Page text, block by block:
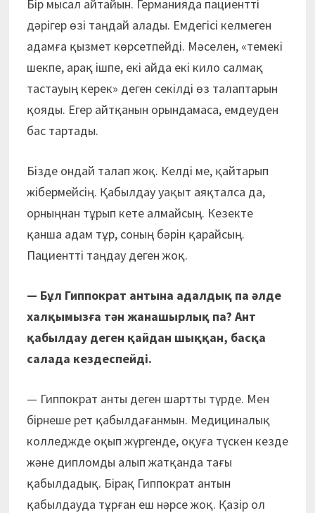
Бір мысал айтайын. Германияда пациентті
дәрігер өзі таңдай алады. Емдегісі келмеген
адамға қызмет көрсетпейді. Мәселен, «темекі
шекпе, арақ ішпе, екі айда екі кило салмақ
тастауың керек» деген секілді өз талаптарын
қояды. Егер айтқанын орындамаса, емдеуден
бас тартады.
Бізде ондай талап жоқ. Келді ме, қайтарып
жібермейсің. Қабылдау уақыт аяқталса да,
орныңнан тұрып кете алмайсың. Кезекте
қанша адам тұр, соның бәрін қарайсың.
Пациентті таңдау деген жоқ.
— Бұл Гиппократ антына адалдық па әлде
халқымызға тән жанашырлық па? Ант
қабылдау деген қайдан шыққан, басқа
салада кездеспейді.
— Гиппократ анты деген шартты түрде. Мен
бірнеше рет қабылдағанмын. Медициналық
колледжде оқып жүргенде, оқуға түскен кезде
және дипломды алып жатқанда тағы
қабылдадық. Бірақ Гиппократ антын
қабылдауда тұрған еш нәрсе жоқ. Қазір ол